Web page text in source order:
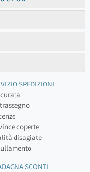
SPEDIZIONI
coperte
disagiate
SCONTI